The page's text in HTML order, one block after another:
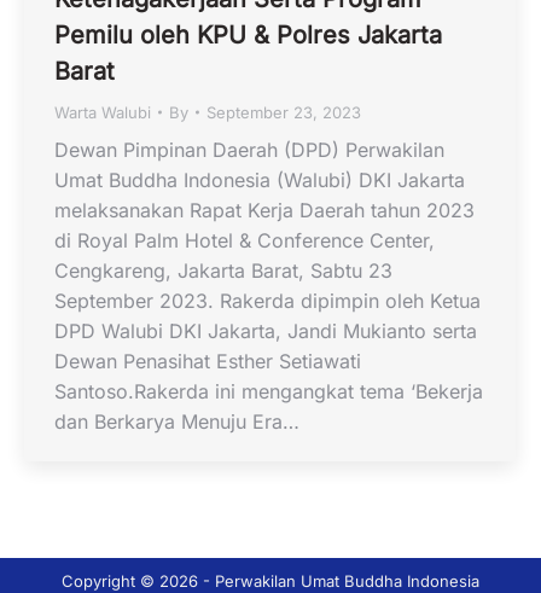
Pemilu oleh KPU & Polres Jakarta
Barat
Warta Walubi By September 23, 2023
Dewan Pimpinan Daerah (DPD) Perwakilan
Umat Buddha Indonesia (Walubi) DKI Jakarta
melaksanakan Rapat Kerja Daerah tahun 2023
di Royal Palm Hotel & Conference Center,
Cengkareng, Jakarta Barat, Sabtu 23
September 2023. Rakerda dipimpin oleh Ketua
DPD Walubi DKI Jakarta, Jandi Mukianto serta
Dewan Penasihat Esther Setiawati
Santoso.Rakerda ini mengangkat tema ‘Bekerja
dan Berkarya Menuju Era…
Copyright © 2026 - Perwakilan Umat Buddha Indonesia